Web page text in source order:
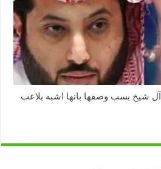
شيخ بسب وصفها بانها اشبه بلاعب